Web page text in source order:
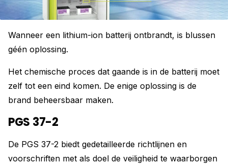
Wanneer een lithium-ion batterij ontbrandt, is blussen
géén oplossing.
Het chemische proces dat gaande is in de batterij moet
zelf tot een eind komen. De enige oplossing is de
brand beheersbaar maken.
PGS 37-2
De PGS 37-2 biedt gedetailleerde richtlijnen en
voorschriften met als doel de veiligheid te waarborgen